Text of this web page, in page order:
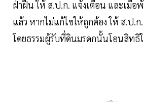
ฝ่าฝืน ให้ ส.ป.ก. แจ้งเตือน และเมื่อพ้
แล้ว หากไม่แก้ไขให้ถูกต้อง ให้ ส.ป.ก
โดยธรรมผู้รับที่ดินมรดกนั้นโอนสิทธิ